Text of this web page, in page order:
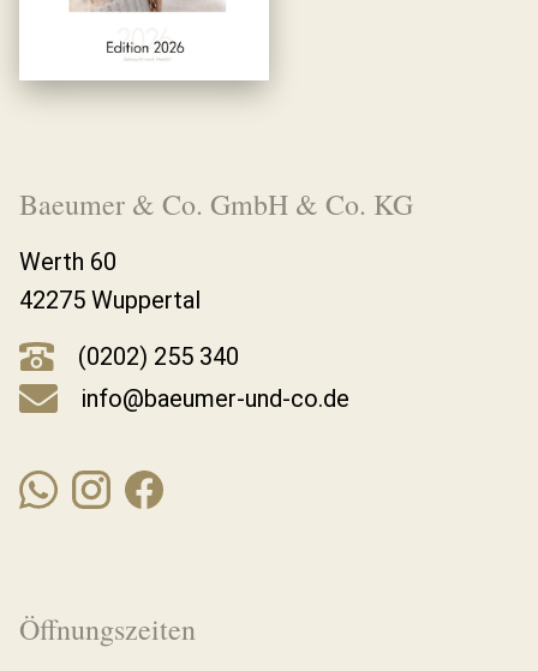
Baeumer & Co. GmbH & Co. KG
Werth 60
42275 Wuppertal
(0202) 255 340
info@baeumer-und-co.de
Öffnungszeiten